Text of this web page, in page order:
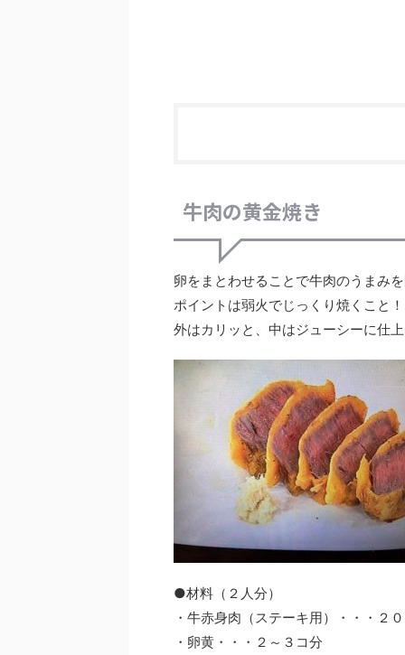
牛肉の黄金焼き
卵をまとわせることで牛肉のうまみ
ポイントは弱火でじっくり焼くこと！
外はカリッと、中はジューシーに仕上
●材料（２人分）
・牛赤身肉（ステーキ用）・・・２
・卵黄・・・２～３コ分